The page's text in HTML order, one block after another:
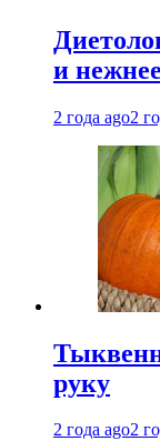
и
2 года ago2
руку
2 года ago2